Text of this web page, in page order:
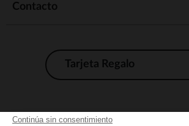
Continúa sin consentimiento
Contacto
Tarjeta Regalo
Condiciones generales de venta